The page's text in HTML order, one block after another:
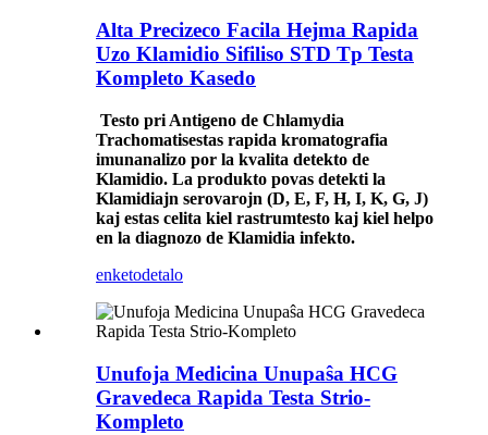
Alta Precizeco Facila Hejma Rapida
Uzo Klamidio Sifiliso STD Tp Testa
Kompleto Kasedo
Testo pri Antigeno de Chlamydia
Trachomatisestas rapida kromatografia
imunanalizo por la kvalita detekto de
Klamidio. La produkto povas detekti la
Klamidiajn serovarojn (D, E, F, H, I, K, G, J)
kaj estas celita kiel rastrumtesto kaj kiel helpo
en la diagnozo de Klamidia infekto.
enketodetalo
Unufoja Medicina Unupaŝa HCG
Gravedeca Rapida Testa Strio-
Kompleto